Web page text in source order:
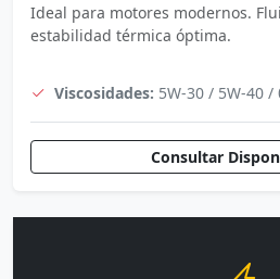
Ideal para motores modernos.
estabilidad térmica óptima.
Viscosidades: 5W-30 / 5W-40 /
Consultar